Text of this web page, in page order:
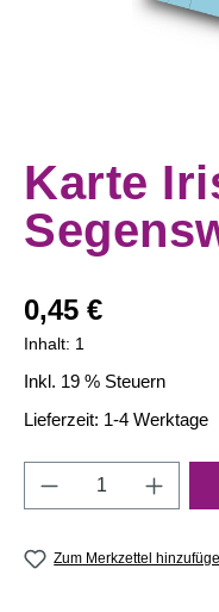
Karte
Regulärer Preis:
0,45 €
Inhalt: 1
Inkl. 19 % Steuern
Lieferzeit: 1-4 Werktage
Produkt
Zum Merkzettel